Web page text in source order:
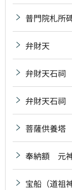
普門院札所
弁財天
弁財天石祠
弁財天石祠
菩薩供養塔
奉納額 元
宝船（道祖